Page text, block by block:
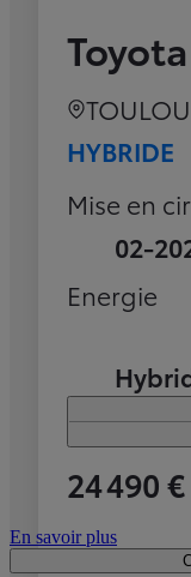
HYBRIDE
Mise en
02-
Energie
24 490 €
En savoir plus